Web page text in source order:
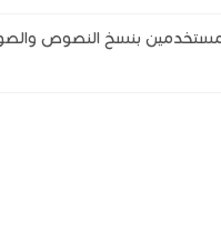
بنسخ النصوص